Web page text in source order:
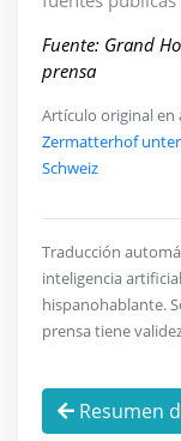
Fuente: Grand
prensa
Artículo original en
Zermatterhof
Schweiz
Traducción
inteligencia
hispanohablante.
prensa tiene
Resumen